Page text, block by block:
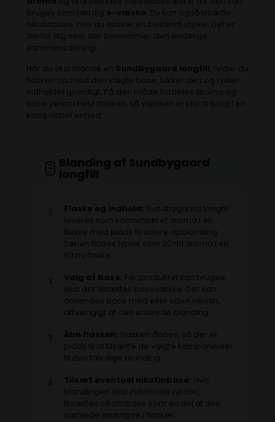
bruges som færdig e-væske . Du kan også tilsætte
nikotinbase, hvis du ønsker en bestemt styrke. Det er
derfor dig selv, der bestemmer den endelige
sammensætning.
Når du skal blande en Sundbygaard longfill , fylder du
flasken op med den valgte base, lukker den og ryster
indholdet grundigt. På den måde fordeles aroma og
base jævnt i hele flasken, så væsken er klar til brug i en
kompatibel enhed.
Blanding af Sundbygaard
longfill
Flaske og indhold: Sundbygaard longfill
leveres som koncentreret aroma i en
flaske med plads til videre opblanding.
Serien findes typisk som 20 ml aroma i en
60 ml flaske.
Valg af base: Før produktet kan bruges,
skal der tilsættes basevæske. Der kan
anvendes base med eller uden nikotin,
afhængigt af den ønskede blanding.
Åbn flasken: Flasken åbnes, så der er
plads til at tilsætte de valgte komponenter
til den færdige blanding.
Tilsæt eventuel nikotinbase: Hvis
blandingen skal indeholde nikotin,
tilsættes nikotinbase som en del af den
samlede mængde i flasken.